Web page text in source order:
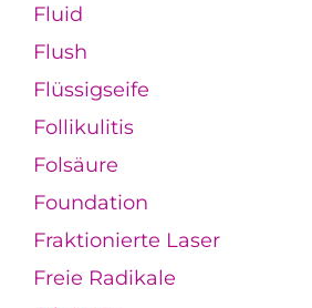
Fluid
Flush
Flüssigseife
Follikulitis
Folsäure
Foundation
Fraktionierte Laser
Freie Radikale